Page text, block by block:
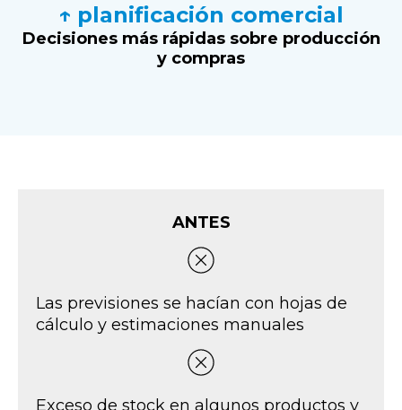
↑ planificación comercial
Decisiones más rápidas sobre producción
y compras
ANTES
Las previsiones se hacían con hojas de
cálculo y estimaciones manuales
Exceso de stock en algunos productos y